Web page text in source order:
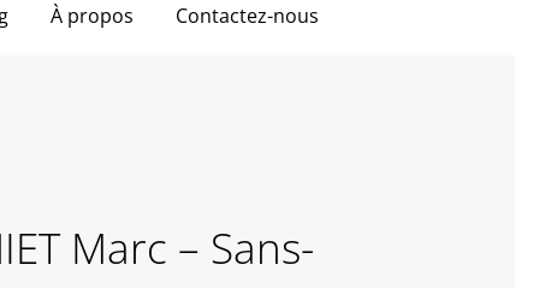
À propos Contactez-nous
Marc – Sans-